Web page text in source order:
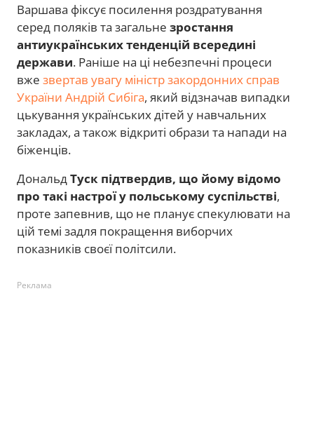
Варшава фіксує посилення роздратування
серед поляків та загальне зростання
антиукраїнських тенденцій всередині
держави. Раніше на ці небезпечні процеси
вже звертав увагу міністр закордонних справ
України Андрій Сибіга, який відзначав випадки
цькування українських дітей у навчальних
закладах, а також відкриті образи та напади на
біженців.
ДональдТуск підтвердив, що йому відомо
про такі настрої у польському суспільстві,
проте запевнив, що не планує спекулювати на
цій темі задля покращення виборчих
показників своєї політсили.
Реклама